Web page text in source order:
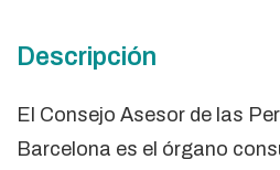
Descripción
El Consejo Asesor de las
Barcelona es el órgano